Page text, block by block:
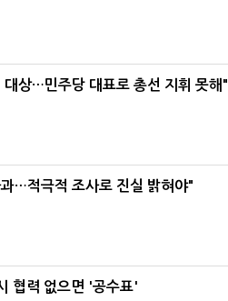
상…민주당 대표로 총선 지휘 못해"
…적극적 조사로 진실 밝혀야"
협력 없으면 '공수표'